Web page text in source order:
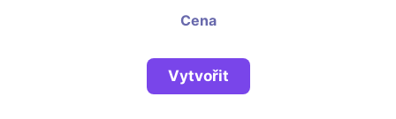
Cena
Vytvořit